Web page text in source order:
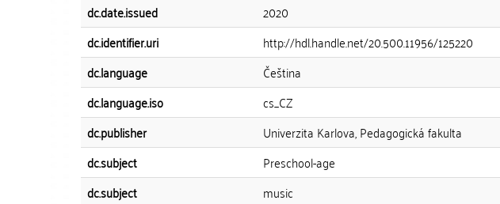
dc.date.issued
2020
dc.identifier.uri
http://hdl.handle.net/20.500.11956/125220
dc.language
Čeština
dc.language.iso
cs_CZ
dc.publisher
Univerzita Karlova, Pedagogická fakulta
dc.subject
Preschool-age
dc.subject
music